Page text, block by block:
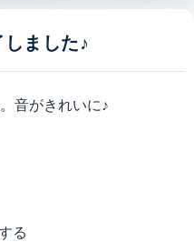
ました♪
音がきれいに♪
る